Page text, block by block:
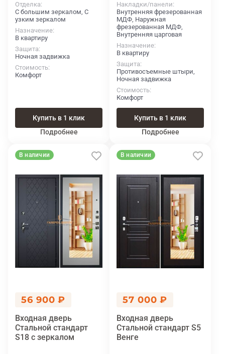
Отделка
С большим зеркалом, С
узким зеркалом
Назначение
В квартиру
Защита
Ночная задвижка
Стоимость
Комфорт
Купить в 1 клик
Подробнее
Накладки/панели
Внутренняя фрезерованная
МДФ, Наружная
фрезерованная МДФ,
Внутренняя царговая
Назначение
В квартиру
Защита
Противосъемные штыри,
Ночная задвижка
Стоимость
Комфорт
Купить в 1 клик
Подробнее
В наличии
56 900 ₽
Входная дверь
Стальной стандарт
S18 с зеркалом
В наличии
57 000 ₽
Входная дверь
Стальной стандарт S5
Венге